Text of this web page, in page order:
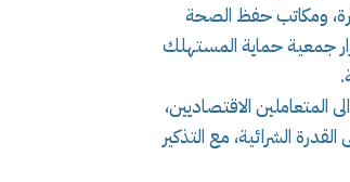
ومكاتب حفظ الصحة
جمعية حماية المستهلك
الاقتصاديين،
الشرائية، مع التذكير